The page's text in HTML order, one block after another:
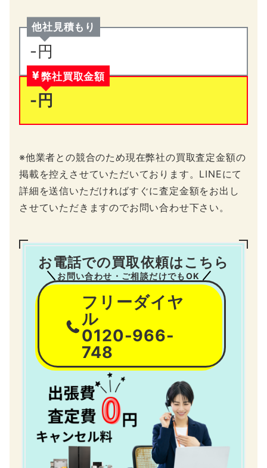
他社見積もり
-円
弊社買取金額
-円
※他業者との競合のため現在弊社の買取査定金額の
掲載を控えさせていただいております。LINEにて
詳細を送信いただければすぐに査定金額をお出し
させていただきますのでお問い合わせ下さい。
お電話での買取依頼はこちら
お問い合わせ・ご相談だけでもOK
フリーダイヤ
ル
0120-966-
748